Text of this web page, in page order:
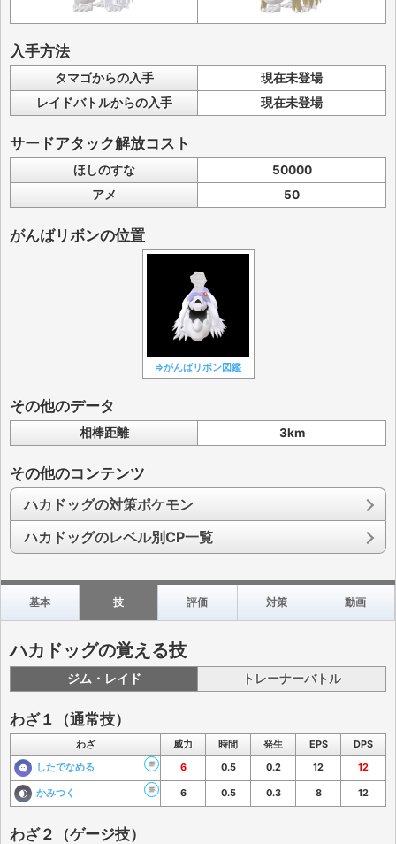
入手方法
タマゴからの入手
現在未登場
レイドバトルからの入手
現在未登場
サードアタック解放コスト
ほしのすな
50000
アメ
50
がんばリボンの位置
⇒がんばリボン図鑑
その他のデータ
相棒距離 3km
その他のコンテンツ
ハカドッグの対策ポケモン
ハカドッグのレベル別CP一覧
基本 技 評価 対策 動画
ハカドッグの覚える技
ジム・レイド トレーナーバトル
わざ１（通常技）
わざ 威力 時間 発生 EPS
DPS
したでなめる
6 0.5 0.2 12 12
かみつく 6 0.5 0.3 8 12
わざ２（ゲージ技）